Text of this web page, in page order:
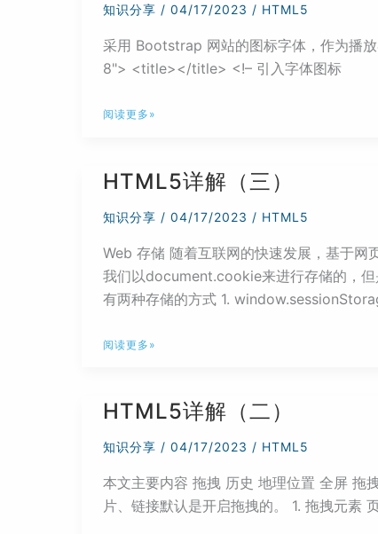
和
文
属
知识分享 / 04/17/2023 / HTML5
采用 Bootstrap 网站的图标字体，作为播
8"> <title></title> <!– 引入字体图标
HTML5
的
播
放
器
例
阅读更多»
HTML5详解（三）
知识分享 / 04/17/2023 / HTML5
Web 存储 随着互联网的快速发展，基于网
我们以document.cookie来进行存储的，
有两种存储的方式 1.
HTML5
（三）
阅读更多»
HTML5详解（二）
知识分享 / 04/17/2023 / HTML5
本文主要内容 拖拽 历史 地理位置 全屏 拖
片、链接默认是开启拖拽的。 1. 拖拽元